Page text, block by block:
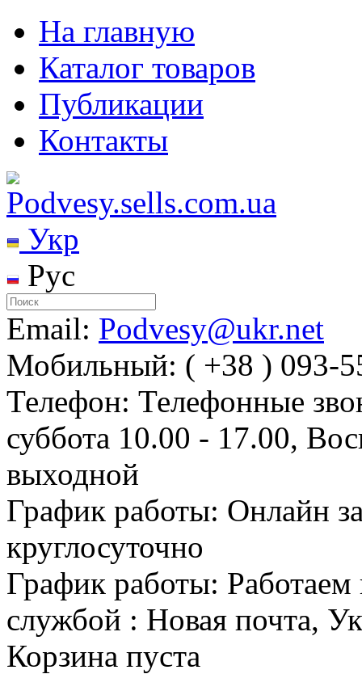
На главную
Каталог товаров
Публикации
Контакты
Укр
Рус
Email: Podvesy@ukr.net
Мобильный: ( +38 ) 093-
Телефон: Телефонные
суббота 10.00 - 17.00,
выходной
График работы: Онлайн
круглосуточно
График работы: Работаем
службой : Новая почта,
Корзина пуста